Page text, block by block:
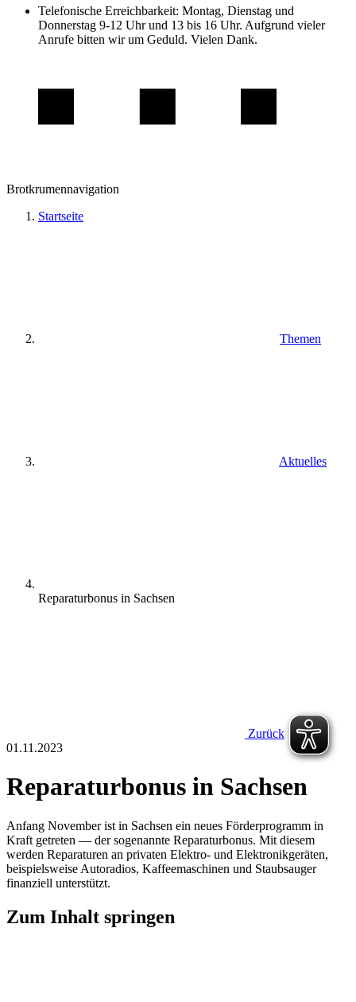
Telefonische Erreichbarkeit: Montag, Dienstag und
Donnerstag 9-12 Uhr und 13 bis 16 Uhr. Aufgrund vieler
Anrufe bitten wir um Geduld. Vielen Dank.
Brotkrumennavigation
Startseite
Themen
Aktuelles
Reparaturbonus in Sachsen
Zurück
01.11.2023
Reparaturbonus in Sachsen
Anfang November ist in Sachsen ein neues Förderprogramm in
Kraft getreten — der sogenannte Reparaturbonus. Mit diesem
werden Reparaturen an privaten Elektro- und Elektronikgeräten,
beispielsweise Autoradios, Kaffeemaschinen und Staubsauger
finanziell unterstützt.
Zum Inhalt springen